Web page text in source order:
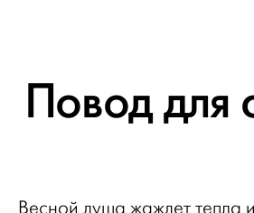
Повод для
Весной душа жаждет тепла